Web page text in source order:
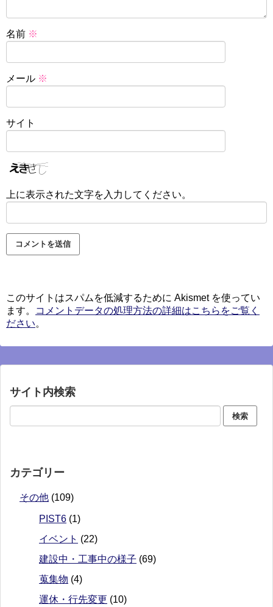
名前 ※
メール ※
サイト
上に表示された文字を入力してください。
このサイトはスパムを低減するために Akismet を使ってい
ます。
コメントデータの処理方法の詳細はこちらをご覧く
ださい。
サイト内検索
カテゴリー
その他 (109)
PIST6 (1)
イベント (22)
建設中・工事中の様子 (69)
蒐集物 (4)
運休・行先変更 (10)